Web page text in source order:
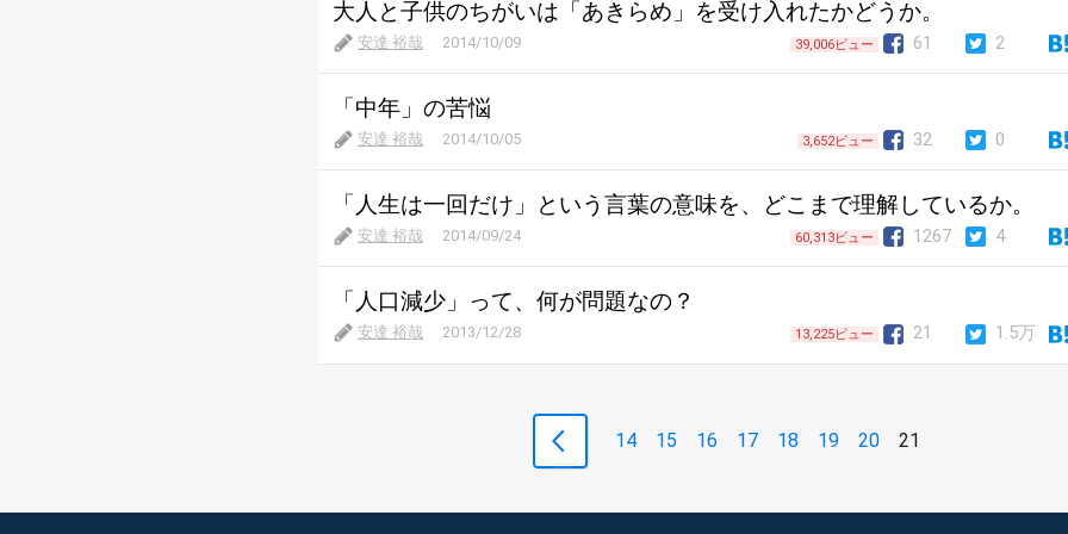
大人と子供のちがいは「あきらめ」を受け入れたかどうか。
安達 裕哉 2014/10/09 39,006ビュー 61 2
「中年」の苦悩
安達 裕哉 2014/10/05 3,652ビュー 32 0
「人生は一回だけ」という言葉の意味を、どこまで理解しているか。
安達 裕哉 2014/09/24 60,313ビュー 1267 4
「人口減少」って、何が問題なの？
安達 裕哉 2013/12/28 13,225ビュー 21 1.5万
14 15 16 17 18 19 20 21